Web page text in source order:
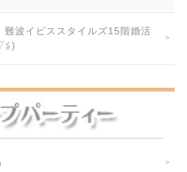
波イビススタイルズ15階婚活